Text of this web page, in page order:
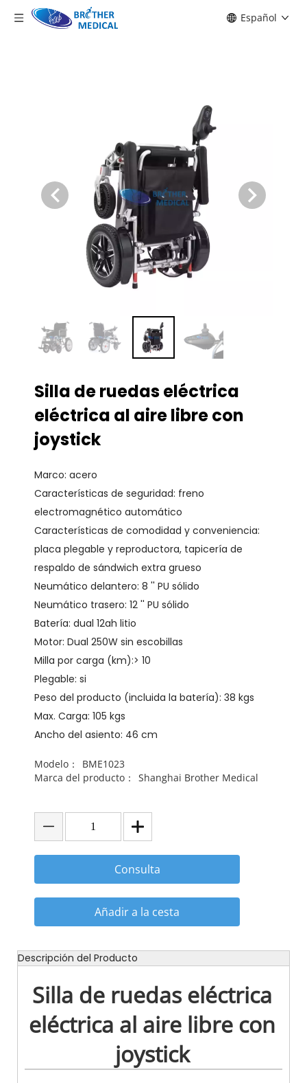
Español
Silla de ruedas eléctrica
eléctrica al aire libre con
joystick
Marco: acero
Características de seguridad: freno
electromagnético automático
Características de comodidad y conveniencia:
placa plegable y reproductora, tapicería de
respaldo de sándwich extra grueso
Neumático delantero: 8 '' PU sólido
Neumático trasero: 12 '' PU sólido
Batería: dual 12ah litio
Motor: Dual 250W sin escobillas
Milla por carga (km):> 10
Plegable: si
Peso del producto (incluida la batería): 38 kgs
Max. Carga: 105 kgs
Ancho del asiento: 46 cm
Modelo：
BME1023
Marca del producto：
Shanghai Brother Medical
Consulta
Añadir a la cesta
Descripción del Producto
Silla de ruedas eléctrica
eléctrica al aire libre con
joystick